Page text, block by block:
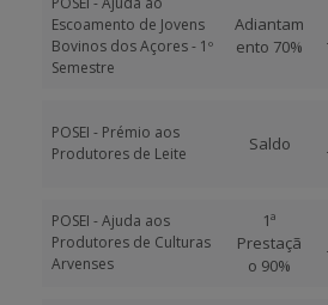
Escoamento de Jovens
Bovinos dos Açores - 1º
Semestre
Adiantam
ento 70%
POSEI - Prémio aos
Produtores de Leite
Saldo
POSEI - Ajuda aos
Produtores de Culturas
Arvenses
1ª
Prestaçã
o 90%